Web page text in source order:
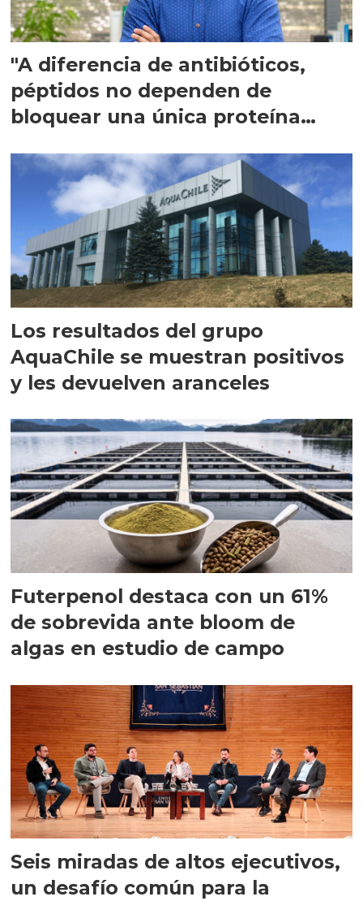
"A diferencia de antibióticos,
péptidos no dependen de
bloquear una única proteína
Los resultados del grupo
AquaChile se muestran positivos
y les devuelven aranceles
Futerpenol destaca con un 61%
de sobrevida ante bloom de
algas en estudio de campo
Seis miradas de altos ejecutivos,
un desafío común para la